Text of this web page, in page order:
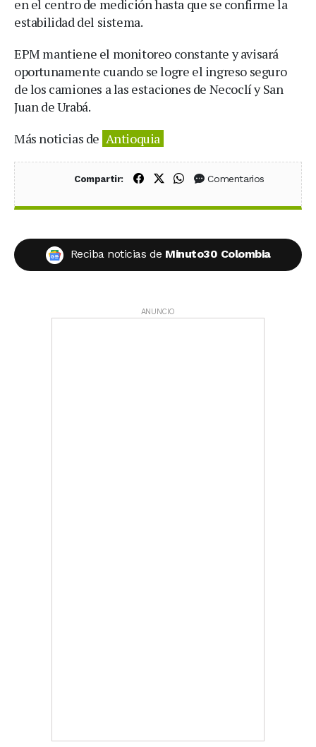
en el centro de medición hasta que se confirme la
estabilidad del sistema.
EPM mantiene el monitoreo constante y avisará
oportunamente cuando se logre el ingreso seguro
de los camiones a las estaciones de Necoclí y San
Juan de Urabá.
Más noticias de Antioquia
Compartir: Compartir en Facebook
Compartir en X (Twitter)
Compartir en WhatsApp
Comentarios
Reciba noticias de Minuto30 Colombia
ANUNCIO